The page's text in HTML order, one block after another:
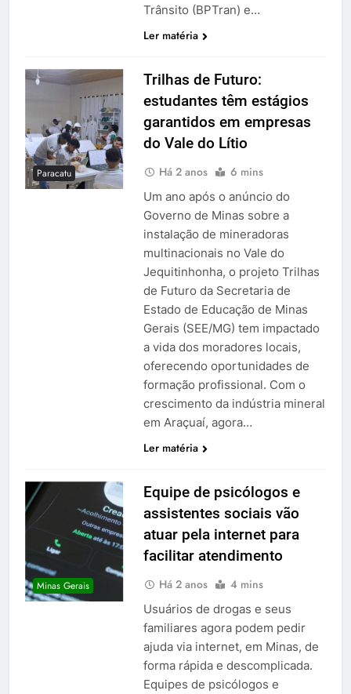
Trânsito (BPTran) e…
Ler matéria
Paracatu
Trilhas de Futuro:
estudantes têm estágios
garantidos em empresas
do Vale do Lítio
Há 2 anos 6 mins
Um ano após o anúncio do
Governo de Minas sobre a
instalação de mineradoras
multinacionais no Vale do
Jequitinhonha, o projeto Trilhas
de Futuro da Secretaria de
Estado de Educação de Minas
Gerais (SEE/MG) tem impactado
a vida dos moradores locais,
oferecendo oportunidades de
formação profissional. Com o
crescimento da indústria mineral
em Araçuaí, agora…
Ler matéria
Minas Gerais
Equipe de psicólogos e
assistentes sociais vão
atuar pela internet para
facilitar atendimento
Há 2 anos 4 mins
Usuários de drogas e seus
familiares agora podem pedir
ajuda via internet, em Minas, de
forma rápida e descomplicada.
Equipes de psicólogos e